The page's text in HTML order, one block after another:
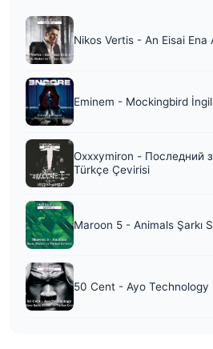
Nikos Vertis - An Eisai Ena
Eminem - Mockingbird
Oxxxymiron - Последний
Türkçe Çevirisi
Maroon 5 - Animals Şarkı
50 Cent - Ayo Technology